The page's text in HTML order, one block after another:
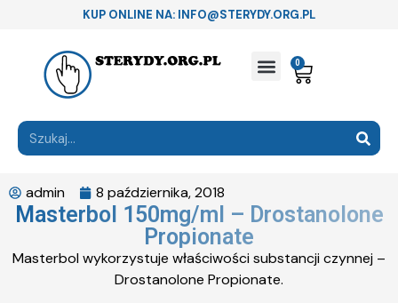
KUP ONLINE NA: INFO@STERYDY.ORG.PL
0
admin 8 października, 2018
Masterbol 150mg/ml – Drostanolone
Propionate
Masterbol wykorzystuje właściwości substancji czynnej –
Drostanolone Propionate.